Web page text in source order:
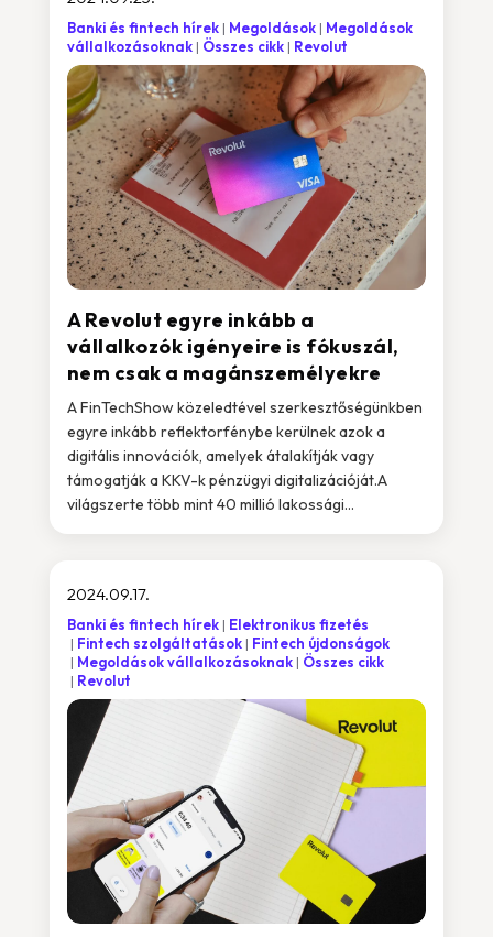
A Revolut egyre inkább a
vállalkozók igényeire is fókuszál,
nem csak a magánszemélyekre
Banki és fintech hírek Megoldások
Megoldások
vállalkozásoknak
Összes cikk Revolut
A FinTechShow közeledtével szerkesztőségünkben
egyre inkább reflektorfénybe kerülnek azok a
digitális innovációk, amelyek átalakítják vagy
támogatják a KKV-k pénzügyi digitalizációját.A
világszerte több mint 40 millió lakossági...
2024.09.17.
Banki és fintech hírek
Elektronikus fizetés
Fintech szolgáltatások
Fintech újdonságok
Megoldások vállalkozásoknak
Összes cikk
Revolut